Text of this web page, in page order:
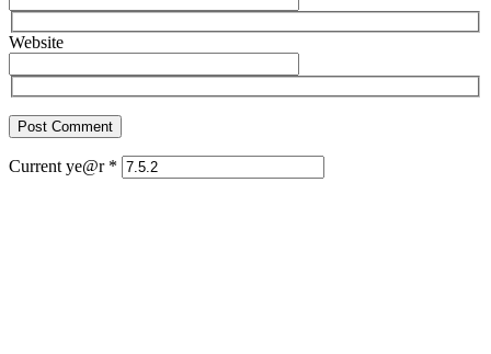
Website
Current ye@r *